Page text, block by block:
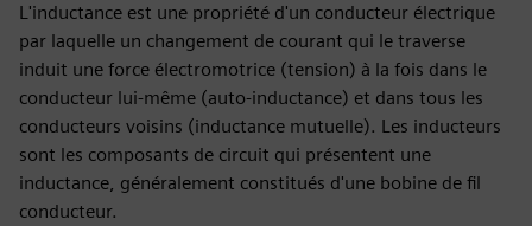
L'inductance est une propriété d'un conducteur électrique
par laquelle un changement de courant qui le traverse
induit une force électromotrice (tension) à la fois dans le
conducteur lui-même (auto-inductance) et dans tous les
conducteurs voisins (inductance mutuelle). Les inducteurs
sont les composants de circuit qui présentent une
inductance, généralement constitués d'une bobine de fil
conducteur.